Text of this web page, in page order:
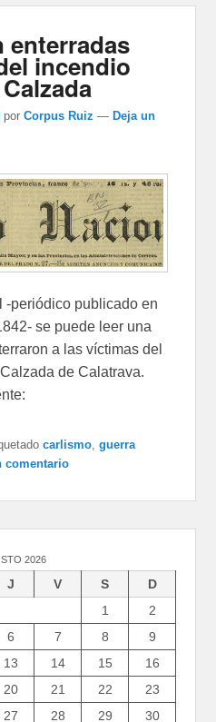
enterradas
incendio
porCorpus Ruiz —Deja un
-periódico publicado en
se puede leer una
a las víctimas del
de Calatrava.
carlismo ,guerra
comentario
2026
J V S
D
1
2
6 7 8
9
13 14 15
16
20 21 22
23
27 28 29 30